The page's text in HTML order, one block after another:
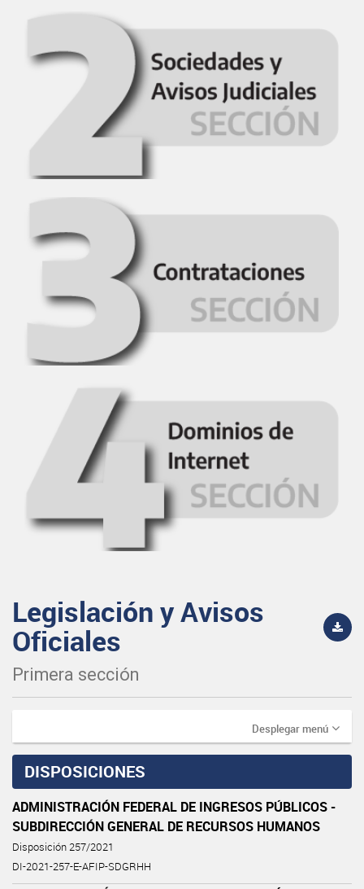
Legislación y Avisos
Oficiales
Primera sección
Desplegar menú
DISPOSICIONES
ADMINISTRACIÓN FEDERAL DE INGRESOS PÚBLICOS -
SUBDIRECCIÓN GENERAL DE RECURSOS HUMANOS
Disposición 257/2021
DI-2021-257-E-AFIP-SDGRHH